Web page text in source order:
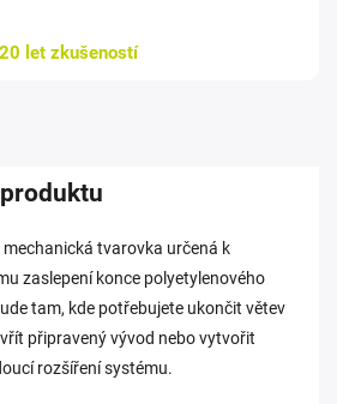
20 let zkušeností
mechanická tvarovka určená k
zaslepení konce polyetylenového
tam, kde potřebujete ukončit větev
připravený vývod nebo vytvořit
rozšíření systému.